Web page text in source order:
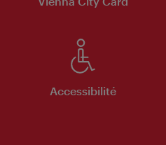
Accessibilité